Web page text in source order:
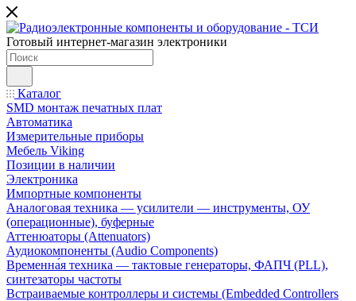
Готовый интернет-магазин электроники
Каталог
SMD монтаж печатных плат
Автоматика
Измерительные приборы
Мебель Viking
Позиции в наличии
Электроника
Импортные компоненты
Аналоговая техника — усилители — инструменты, ОУ
(операционные), буферные
Аттенюаторы (Attenuators)
Аудиокомпоненты (Audio Components)
Временна́я техника — тактовые генераторы, ФАПЧ (PLL),
синтезаторы частоты
Встраиваемые контроллеры и системы (Embedded Controllers